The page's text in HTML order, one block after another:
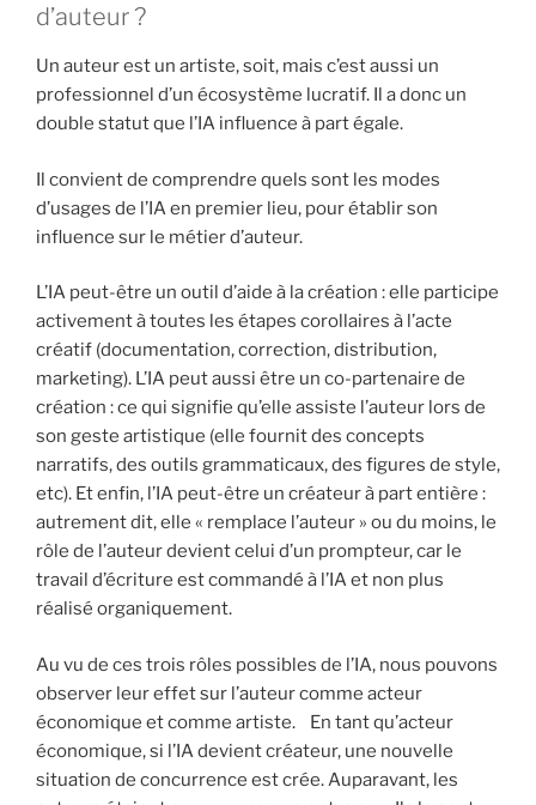
d’auteur ?
Un auteur est un artiste, soit, mais c’est aussi un
professionnel d’un écosystème lucratif. Il a donc un
double statut que l’IA influence à part égale.
Il convient de comprendre quels sont les modes
d’usages de l’IA en premier lieu, pour établir son
influence sur le métier d’auteur.
L’IA peut-être un outil d’aide à la création : elle participe
activement à toutes les étapes corollaires à l’acte
créatif (documentation, correction, distribution,
marketing). L’IA peut aussi être un co-partenaire de
création : ce qui signifie qu’elle assiste l’auteur lors de
son geste artistique (elle fournit des concepts
narratifs, des outils grammaticaux, des figures de style,
etc). Et enfin, l’IA peut-être un créateur à part entière :
autrement dit, elle « remplace l’auteur » ou du moins, le
rôle de l’auteur devient celui d’un prompteur, car le
travail d’écriture est commandé à l’IA et non plus
réalisé organiquement.
Au vu de ces trois rôles possibles de l’IA, nous pouvons
observer leur effet sur l’auteur comme acteur
économique et comme artiste. En tant qu’acteur
économique, si l’IA devient créateur, une nouvelle
situation de concurrence est crée. Auparavant, les